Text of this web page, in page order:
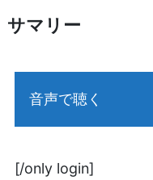
サマリー
音声で聴く
[/only login]